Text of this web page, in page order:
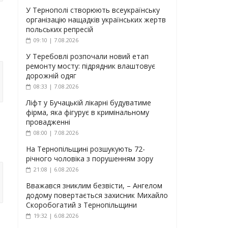
У Тернополі створюють всеукраїнську
організацію нащадків українських жертв
польських репресій
09:10 | 7.08.2026
У Теребовлі розпочали новий етап
ремонту мосту: підрядник влаштовує
дорожній одяг
08:33 | 7.08.2026
Ліфт у Бучацькій лікарні будуватиме
фірма, яка фігурує в кримінальному
провадженні
08:00 | 7.08.2026
На Тернопільщині розшукують 72-
річного чоловіка з порушенням зору
21:08 | 6.08.2026
Вважався зниклим безвісти, – Ангелом
додому повертається захисник Михайло
Скоробогатий з Тернопільщини
19:32 | 6.08.2026